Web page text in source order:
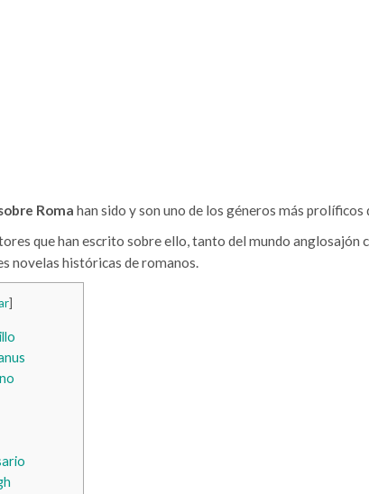
Roma han sido y son uno de los géneros más
que han escrito sobre ello, tanto del mundo anglosajón
novelas históricas de romanos.
]